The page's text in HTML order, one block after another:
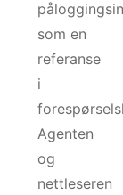
som en
referanse
i
Agenten
og
nettleseren